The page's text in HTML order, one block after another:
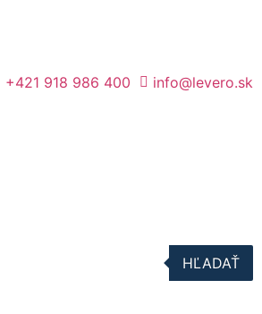
+421 918 986 400 info@levero.sk
HĽADAŤ